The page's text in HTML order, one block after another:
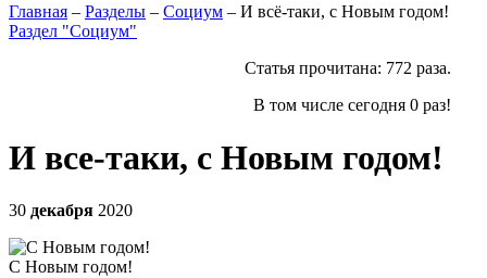
Главная – Разделы – Социум – И всё-таки, с Новым годом!
Раздел "Социум"
Статья прочитана: 772 раза.
В том числе сегодня 0 раз!
И все-таки, с Новым годом!
30 декабря 2020
С Новым годом!